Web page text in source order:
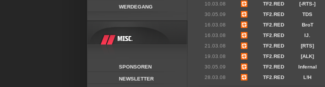
WERDEGANG
SPONSOREN
NEWSLETTER
10.03.08
TF2.RED [-RTS-]
30.05.09
TF2.RED TDS
16.03.08
TF2.RED BroT
16.03.08
TF2.RED IJ.
21.03.08
TF2.RED [RTS]
19.03.08
TF2.RED [ALK]
30.05.09
TF2.RED Infernal
28.03.08
TF2.RED L!H